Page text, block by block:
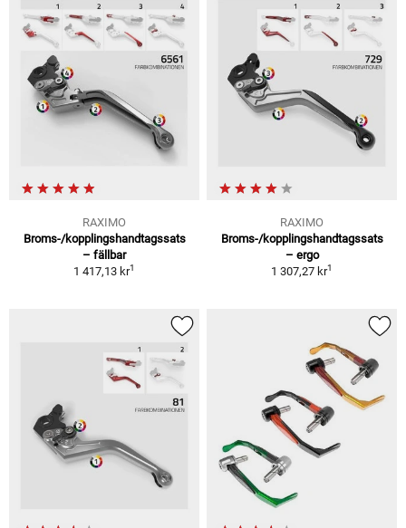
RAXIMO
Broms-/kopplingshandtagssats
– fällbar
1 417,13 kr1
RAXIMO
Broms-/kopplingshandtagssats
– ergo
1 307,27 kr1